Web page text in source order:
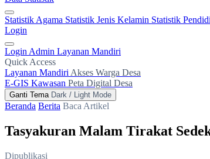
Statistik Agama Statistik Jenis Kelamin Statistik
Login
Login Admin Layanan Mandiri
Quick Access
Layanan Mandiri Akses Warga Desa
E-GIS Kawasan Peta Digital Desa
Ganti Tema Dark / Light Mode
Beranda Berita Baca Artikel
Tasyakuran Malam Tirakat
Dipublikasi